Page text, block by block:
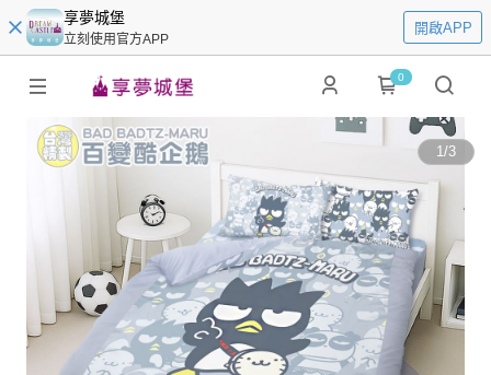
享夢城堡
立刻使用官方APP
開啟APP
0
1/3